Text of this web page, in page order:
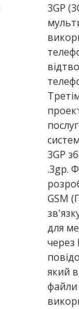
3GP
3GP
.3gp.
GSM
для
через
який
файли